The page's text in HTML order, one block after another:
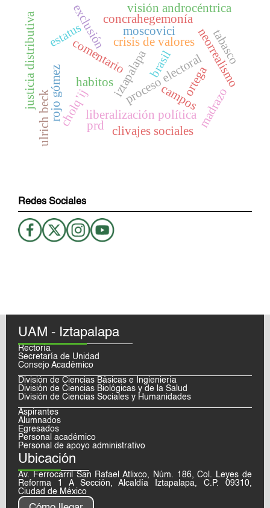
cholq’ij
comentariocrisis de valores
exclusión
iztapalapa
estatus
proceso electoral
habitos campos
moscovici
concrahegemonía
liberalización política
brasil
visión androcéntrica
neorrealismo
madrazo
rojo gómez ortega
tabasco
ulrich beck clivajes sociales
prd
justicia distributiva
Redes Sociales
UAM - Iztapalapa
Rectoría
Secretaría de Unidad
Consejo Académico
División de Ciencias Básicas e Ingieniería
División de Ciencias Biológicas y de la Salud
División de Ciencias Sociales y Humanidades
Aspirantes
Alumnados
Egresados
Personal académico
Personal de apoyo administrativo
Ubicación
Av. Ferrocarril San Rafael Atlixco, Núm. 186, Col. Leyes de
Reforma 1 A Sección, Alcaldía Iztapalapa, C.P. 09310,
Ciudad de México